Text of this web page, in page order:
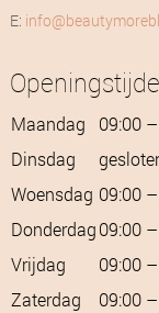
E:
Maandag
09:00
Dinsdag
Woensdag 09:00
Donderdag09:00
Vrijdag
09:00
Zaterdag
09:00